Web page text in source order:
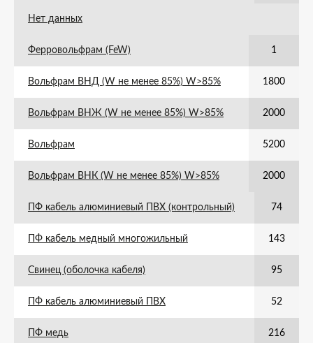
Нет данных
Ферровольфрам (FeW) 1
Вольфрам ВНД (W не менее 85%) W>85% 1800
Вольфрам ВНЖ (W не менее 85%) W>85% 2000
Вольфрам 5200
Вольфрам ВНК (W не менее 85%) W>85% 2000
ПФ кабель алюминиевый ПВХ (контрольный) 74
ПФ кабель медный многожильный 143
Свинец (оболочка кабеля) 95
ПФ кабель алюминиевый ПВХ 52
ПФ медь 216